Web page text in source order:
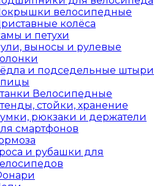
велосипедные
колёса
и петухи
выносы и рулевые
и подседельные штыри
Велосипедные
стойки, хранение
рюкзаки и держатели
смартфонов
и рубашки для